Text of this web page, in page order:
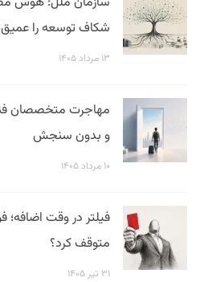
شکاف توسعه را
۱۳ مرداد ۱۴۰۵
مهاجرت متخصصان
و بدون سنجش
۱۰ مرداد ۱۴۰۵
متوقف کرد؟
۳۱ تیر ۱۴۰۵